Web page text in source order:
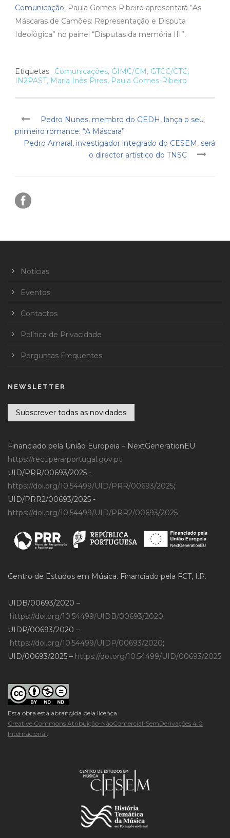
Comunicação. Paula Gomes-Ribeiro apresentará “As
Máscaras de Camões: Representação e Disputa
Ideológica” no painel “Disputas da memória III”.
Etiquetas Comunicações, GIMC/CM , GTCC/CTC,
IN2PAST, Maria Inês Pires, Paula Gomes-Ribeiro
Pedro Nunes, membro do GEDH, lança o seu
primeiro romance: “A Máscara”
Pedro Amaral, investigador integrado do CESEM, será
o director artístico do TNSC
Notícias
Eventos
Contactos
Política de Privacidade
Perguntas Frequentes
NEWSLETTER
Subscrever todas as novidades
Financiado pela União Europeia – NextGenerationEU
https://recuperarportugal.gov.pt
UID/PRR/00693/2025 -
https://doi.org/10.54499/UID/PRR/00693/2025;
UID/PRR2/00693/2025 -
https://doi.org/10.54499/UID/PRR2/00693/2025
Centro de Estudos em Música. Financiado pela FCT, I.P.
UIDB/00693/2020 –
https://doi.org/10.54499/UIDB/00693/2020;
UIDP/00693/2020 –
https://doi.org/10.54499/UIDP/00693/2020;
UID/00693/2025 – https://doi.org/10.54499/UID/00693/2025
Esta obra está abrangida pela licença
Creative Commons Atribuição-NãoComercial-SemDerivações 4.0
Internacional.